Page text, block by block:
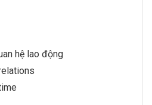
hệ lao động